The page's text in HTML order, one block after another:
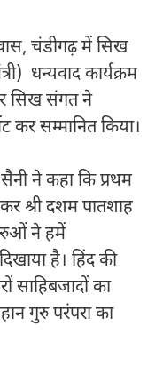
चंडीगढ़ में सिख
धन्यवाद कार्यक्रम
सिख संगत ने
कर सम्मानित किया।
सैनी ने कहा कि प्रथम
श्री दशम पातशाह
ने हमें
है। हिंद की
साहिबजादों का
गुरु परंपरा का